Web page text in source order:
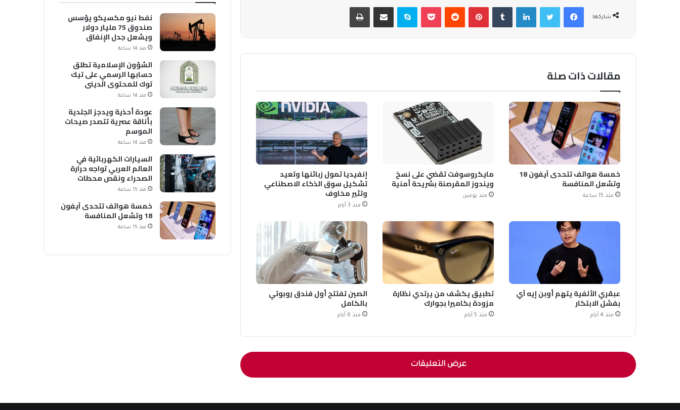
شاركها
فيسبوكتويتر لينكدإن بينتيريست بوكيت سكايب مشاركة عبر البريد طباعة
مقالات ذات صلة
خمسة هواتف تتحدى آيفون 18
وتشعل المنافسة
منذ 15 ساعة
مايكروسوفت تقضي على نسخ
ويندوز المقرصنة بشريحة أمنية
منذ يومين
إنفيديا تمول زبائنها وتعيد
تشكيل سوق الذكاء الاصطناعي
وتثير مخاوف
منذ 3 أيام
عبقري الألفية يتهم أوبن إيه آي
بفشل الابتكار
منذ 4 أيام
تطبيق يكشف من يرتدي نظارة
مزودة بكاميرا بجوارك
منذ 5 أيام
الصين تفتتح أول فندق روبوتي
بالكامل
منذ 6 أيام
عرض التعليقات
نفط نيو مكسيكو يؤسس
صندوق 75 مليار دولار
ويشعل جدل الإنفاق
منذ 14 ساعة
الشؤون الإسلامية تطلق
حسابها الرسمي على تيك
توك للمحتوى الديني
منذ 14 ساعة
عودة أحذية ويدجز الجلدية
بأناقة عصرية تتصدر صيحات
الموسم
منذ 14 ساعة
السيارات الكهربائية في
العالم العربي تواجه حرارة
الصحراء ونقص محطات
الشحن
منذ 15 ساعة
خمسة هواتف تتحدى آيفون
18 وتشعل المنافسة
منذ 15 ساعة